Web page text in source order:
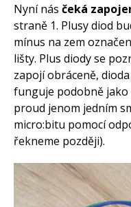
Nyní nás čeká
straně 1. Plusy diod
mínus na zem
lišty. Plus diody se
zapojí obráceně,
funguje podobně
proud jenom jedním
micro:bitu pomocí
řekneme později).